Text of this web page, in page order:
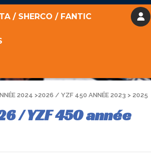
/ SHERCO / FANTIC
2024 >2026 / YZF 450 ANNÉE 2023 > 2025
/ YZF 450 année